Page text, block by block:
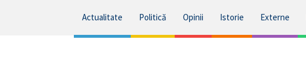
Actualitate Politică Opinii Istorie Externe